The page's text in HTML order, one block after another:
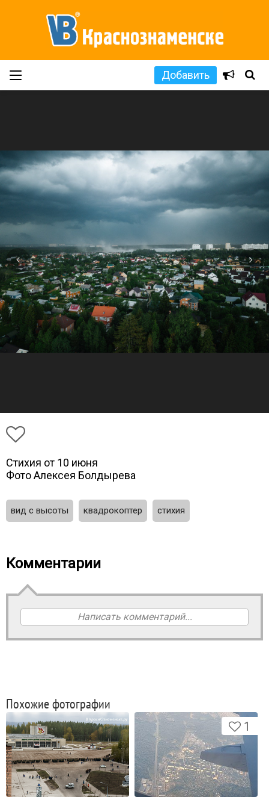
Добавить
Стихия от 10 июня
Фото Алексея Болдырева
вид с высоты квадрокоптер стихия
Комментарии
Написать комментарий...
Похожие фотографии
1